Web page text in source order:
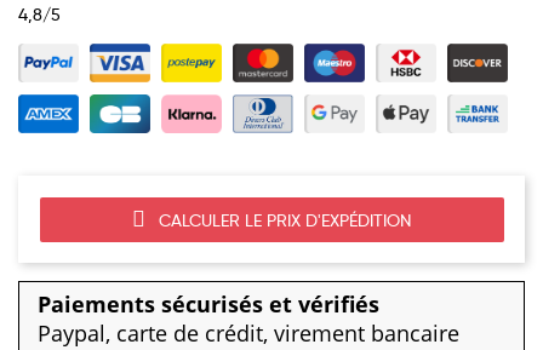
4,8/5
CALCULER LE PRIX D'EXPÉDITION
Paiements sécurisés et vérifiés
Paypal, carte de crédit, virement bancaire